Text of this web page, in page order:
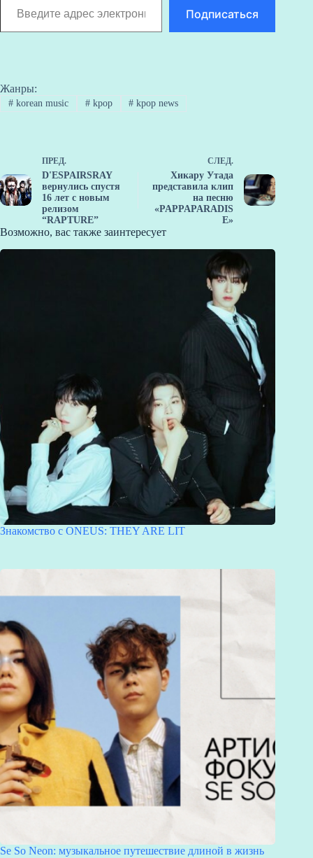
Подписаться
Жанры:
#korean music #kpop # kpop news
ПРЕД.
D'ESPAIRSRAY
вернулись спустя
16 лет с новым
релизом
“RAPTURE”
СЛЕД.
Хикару Утада
представила клип
на песню
«PAPPAPARADIS
E»
Возможно, вас также заинтересует
Знакомство с ONEUS: THEY ARE LIT
Se So Neon: музыкальное путешествие длиной в жизнь